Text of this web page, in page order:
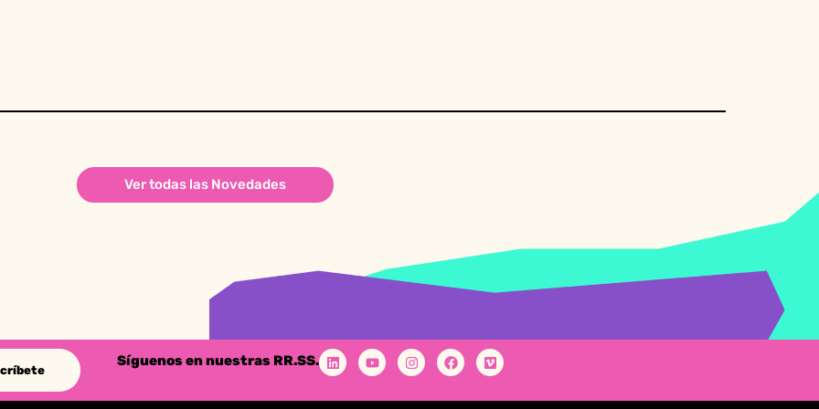
Ver todas las Novedades
Síguenos en nuestras RR.SS.